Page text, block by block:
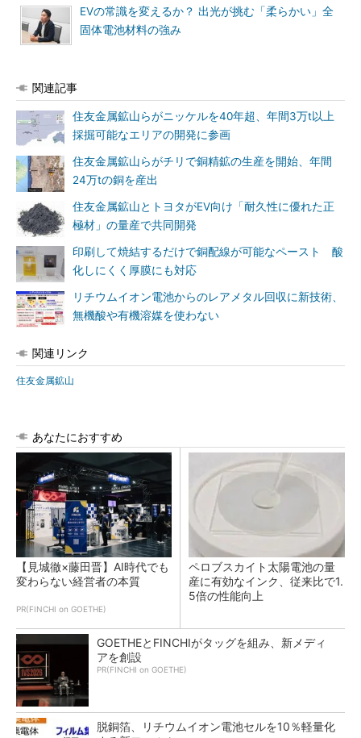
EVの常識を変えるか？ 出光が挑む「柔らかい」全
固体電池材料の強み
関連記事
住友金属鉱山らがニッケルを40年超、年間3万t以上
採掘可能なエリアの開発に参画
住友金属鉱山らがチリで銅精鉱の生産を開始、年間
24万tの銅を産出
住友金属鉱山とトヨタがEV向け「耐久性に優れた正
極材」の量産で共同開発
印刷して焼結するだけで銅配線が可能なペースト 酸
化しにくく厚膜にも対応
リチウムイオン電池からのレアメタル回収に新技術、
無機酸や有機溶媒を使わない
関連リンク
住友金属鉱山
あなたにおすすめ
【見城徹×藤田晋】AI時代でも
変わらない経営者の本質
PR(FINCHI on GOETHE)
ペロブスカイト太陽電池の量
産に有効なインク、従来比で1.
5倍の性能向上
GOETHEとFINCHIがタッグを組み、新メディ
アを創設
PR(FINCHI on GOETHE)
脱銅箔、リチウムイオン電池セルを10％軽量化